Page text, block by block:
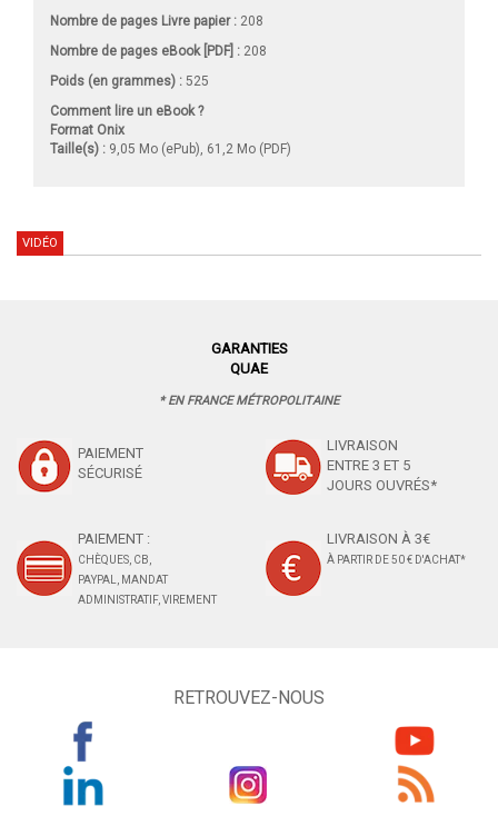
Nombre de pages Livre papier: 208
Nombre de pages eBook [PDF] : 208
Poids (en grammes) : 525
Comment lire un eBook ?
Format Onix
Taille(s) : 9,05 Mo (ePub), 61,2 Mo (PDF)
VIDÉO
GARANTIES
QUAE
* EN FRANCE MÉTROPOLITAINE
PAIEMENT
SÉCURISÉ
LIVRAISON
ENTRE 3 ET 5
JOURS OUVRÉS*
PAIEMENT :
CHÈQUES, CB,
PAYPAL, MANDAT
ADMINISTRATIF, VIREMENT
LIVRAISON À 3€
À PARTIR DE 50 € D'ACHAT*
RETROUVEZ-NOUS